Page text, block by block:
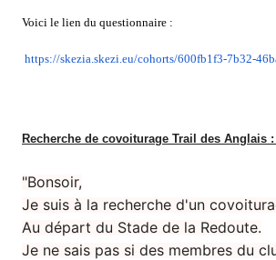
Voici le lien du questionnaire :
https://skezia.skezi.eu/cohorts/600fb1f3-7b32-
Recherche de covoiturage Trail des Anglais
"Bonsoir,
Je suis à la recherche d'un
Au départ du Stade de la Redoute.
Je ne sais pas si des membres du